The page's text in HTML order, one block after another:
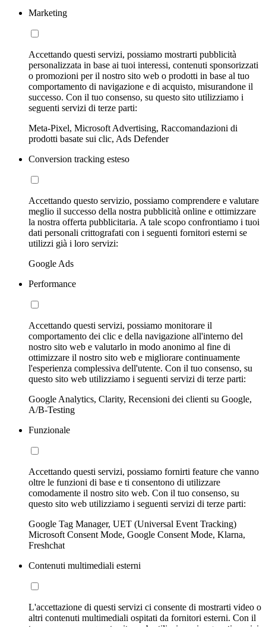
Marketing
Accettando questi servizi, possiamo mostrarti pubblicità
personalizzata in base ai tuoi interessi, contenuti sponsorizzati
o promozioni per il nostro sito web o prodotti in base al tuo
comportamento di navigazione e di acquisto, misurandone il
successo. Con il tuo consenso, su questo sito utilizziamo i
seguenti servizi di terze parti:
Meta-Pixel, Microsoft Advertising, Raccomandazioni di
prodotti basate sui clic, Ads Defender
Conversion tracking esteso
Accettando questo servizio, possiamo comprendere e valutare
meglio il successo della nostra pubblicità online e ottimizzare
la nostra offerta pubblicitaria. A tale scopo confrontiamo i tuoi
dati personali crittografati con i seguenti fornitori esterni se
utilizzi già i loro servizi:
Google Ads
Performance
Accettando questi servizi, possiamo monitorare il
comportamento dei clic e della navigazione all'interno del
nostro sito web e valutarlo in modo anonimo al fine di
ottimizzare il nostro sito web e migliorare continuamente
l'esperienza complessiva dell'utente. Con il tuo consenso, su
questo sito web utilizziamo i seguenti servizi di terze parti:
Google Analytics, Clarity, Recensioni dei clienti su Google,
A/B-Testing
Funzionale
Accettando questi servizi, possiamo fornirti feature che vanno
oltre le funzioni di base e ti consentono di utilizzare
comodamente il nostro sito web. Con il tuo consenso, su
questo sito web utilizziamo i seguenti servizi di terze parti:
Google Tag Manager, UET (Universal Event Tracking)
Microsoft Consent Mode, Google Consent Mode, Klarna,
Freshchat
Contenuti multimediali esterni
L'accettazione di questi servizi ci consente di mostrarti video o
altri contenuti multimediali ospitati da fornitori esterni. Con il